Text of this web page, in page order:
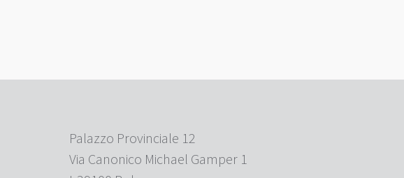
Palazzo Provinciale 12
Via Canonico Michael Gamper 1